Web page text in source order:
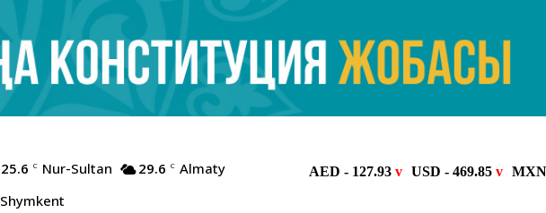
25.6 C Nur-Sultan 29.6 C Almaty
Shymkent